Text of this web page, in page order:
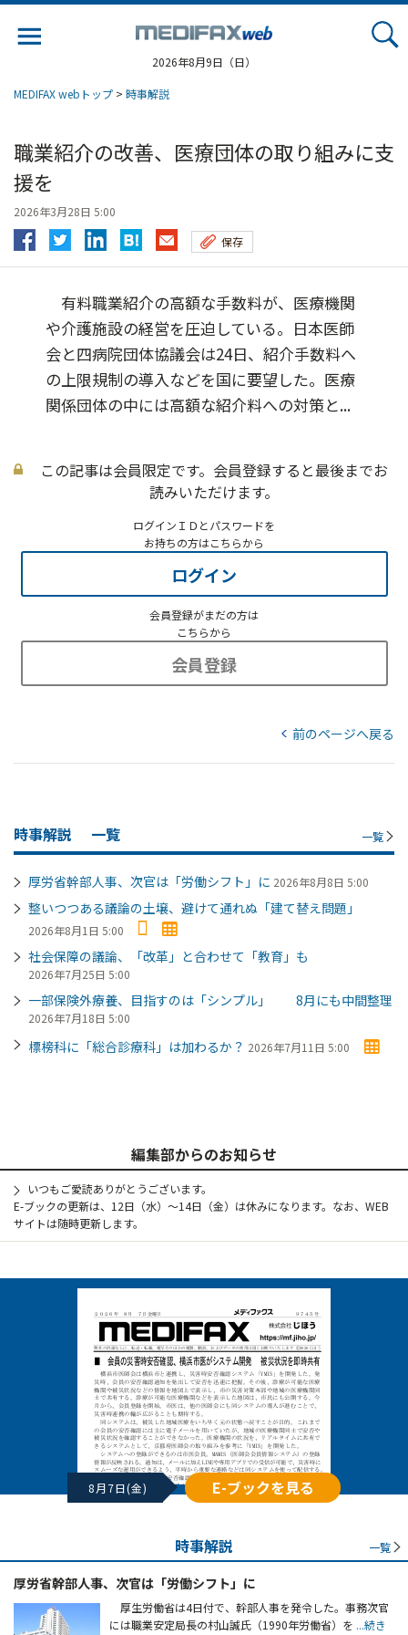
2026年8月9日（日）
MEDIFAX webトップ > 時事解説
職業紹介の改善、医療団体の取り組みに支
援を
2026年3月28日 5:00
保存
有料職業紹介の高額な手数料が、医療機関
や介護施設の経営を圧迫している。日本医師
会と四病院団体協議会は24日、紹介手数料へ
の上限規制の導入などを国に要望した。医療
関係団体の中には高額な紹介料への対策と...
この記事は会員限定です。会員登録すると最後までお
読みいただけます。
ログインＩＤとパスワードを
お持ちの方はこちらから
ログイン
会員登録がまだの方は
こちらから
会員登録
前のページへ戻る
時事解説 一覧 一覧
厚労省幹部人事、次官は「労働シフト」に 2026年8月8日 5:00
整いつつある議論の土壌、避けて通れぬ「建て替え問題」
2026年8月1日 5:00
社会保障の議論、「改革」と合わせて「教育」も
2026年7月25日 5:00
一部保険外療養、目指すのは「シンプル」 8月にも中間整理
2026年7月18日 5:00
標榜科に「総合診療科」は加わるか？ 2026年7月11日 5:00
編集部からのお知らせ
いつもご愛読ありがとうございます。
E-ブックの更新は、12日（水）～14日（金）は休みになります。なお、WEB
サイトは随時更新します。
8月7日(金) E-ブックを見る
時事解説 一覧
厚労省幹部人事、次官は「労働シフト」に
厚生労働省は4日付で、幹部人事を発令した。事務次官
には職業安定局長の村山誠氏（1990年労働省）を ...続き